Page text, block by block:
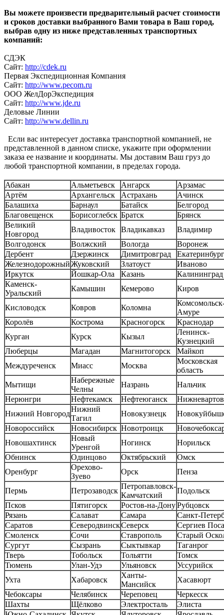
Вы можете произвести предварительный расчет стоимости
и сроков доставки выбранного Вами товара в Ваш город,
выбрав одну из ниже представленных транспортных
компаний:
СДЭК
Сайт: http://cdek.ru
Первая Экспедиционная Компания
Сайт: http://www.pecom.ru
ООО ЖелДорЭкспедиция
Сайт: http://www.jde.ru
Деловые Линии
Сайт: http://www.dellin.ru
Если вас интересует доставка транспортной компанией, не
представленной в данном списке, укажите при оформлении
заказа ее название и координаты. Мы доставим Ваш груз до
любой транспортной компании, в пределах города.
Абакан Альметьевск Ангарск
Арзамас
Артём
Архангельск Астрахань
Ачинск
Балашиха
Барнаул Батайск
Белгород
Благовещенск
Борисоглебск Братск
Брянск
Великий
Новгород
Владивосток Владикавказ
Владимир
Волгодонск
Волжский Вологда
Воронеж
Дербент
Дзержинск Димитровград
Екатеринбург
ЖелезнодорожныйЖуковский Златоуст
Иваново
Иркутск
Йошкар-Ола Казань
Калининград
Каменск-
Уральский
Камышин Кемерово Киров
Кисловодск Ковров Коломна
Амуре
Королёв
Кострома Красногорск
Краснодар
Курган
Курск Кызыл
Ленинск-
Кузнецкий
Люберцы
Магадан Магнитогорск
Майкоп
Междуреченск
Миасс Москва
Московская
область
Мытищи
Набережные
Челны
Назрань
Нальчик
Нерюнгри
Нефтекамск Нефтеюганск
Нижний Новгород
Нижний
Тагил
Новокузнецк
Новороссийск
Новосибирск Новотроицк
Новошахтинск
Новый
Уренгой
Ногинск
Норильск
Обнинск
Одинцово Октябрьский
Омск
Оренбург
Орехово-
Зуево
Орск Пенза
Пермь Петрозаводск
Петропавловск-
Камчатский
Подольск
Псков
Пятигорск Ростов-на-ДонуРубцовск
Рязань
Салават Самара
Санкт-
Саратов
СеверодвинскСеверск
Сергиев
Смоленск
Сочи Ставрополь
Старый
Сургут
Сызрань Сыктывкар
Таганрог
Тверь
Тобольск Тольятти
Томск
Тюмень
Улан-Удэ Ульяновск
Уссурийск
Ухта
Хабаровск
Ханты-
Мансийск
Хасавюрт
Чебоксары
Челябинск Череповец
Черкесск
Шахты
Щёлково Электросталь
Элиста